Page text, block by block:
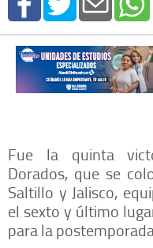
Fue la quinta
Dorados, que se
Saltillo y Jalisco,
el sexto y último
para la